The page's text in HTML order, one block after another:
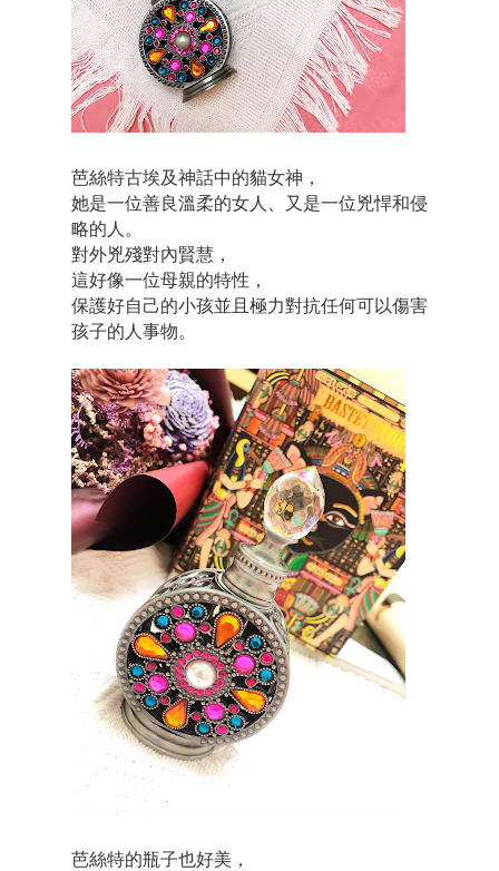
芭絲特古埃及神話中的貓女神，
她是一位善良溫柔的女人、又是一位兇悍和侵
略的人。
對外兇殘對內賢慧，
這好像一位母親的特性，
保護好自己的小孩並且極力對抗任何可以傷害
孩子的人事物。
芭絲特的瓶子也好美，